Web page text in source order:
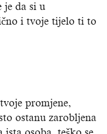
je da si u
i tvoje tijelo ti to
promjene,
ostanu zarobljena